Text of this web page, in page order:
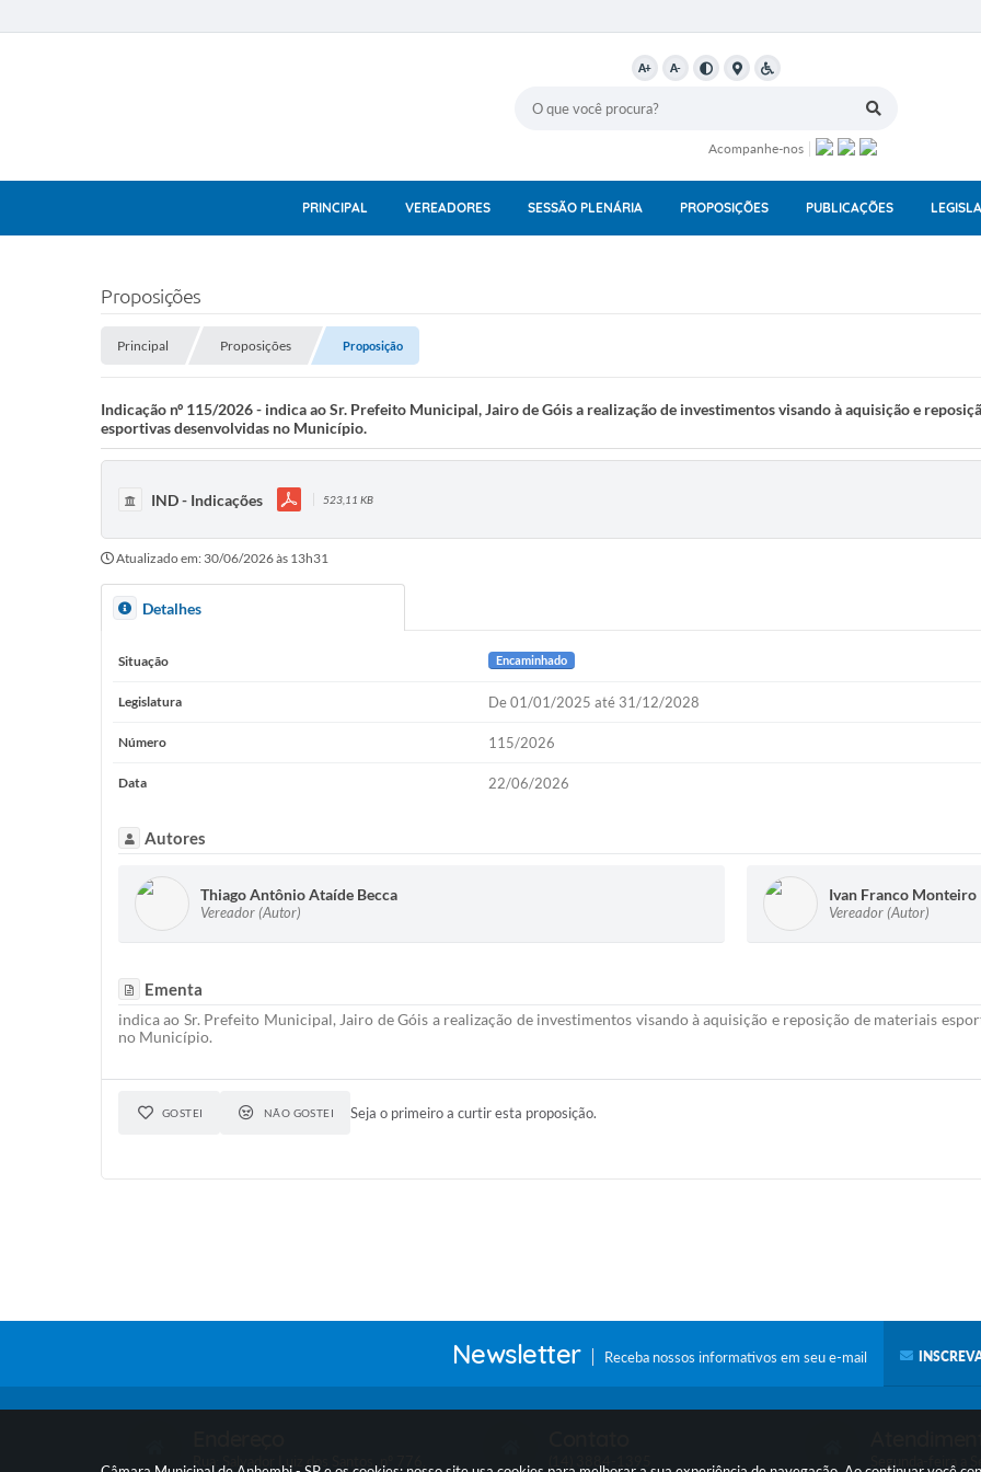
A+ A-
Acompanhe-nos
PRINCIPAL VEREADORES SESSÃO PLENÁRIA PROPOSIÇÕES PUBLICAÇÕES
Proposições
Principal Proposições Proposição
Indicação nº 115/2026 - indica ao Sr. Prefeito Municipal, Jairo de Góis a realização de investimentos visando à aquisição e
esportivas desenvolvidas no Município.
IND - Indicações 523,11 KB
Atualizado em: 30/06/2026 às 13h31
Detalhes
Situação Encaminhado
Legislatura De 01/01/2025 até 31/12/2028
Número 115/2026
Data 22/06/2026
Autores
Thiago Antônio Ataíde Becca
Vereador (Autor)
Ivan Franco Monteiro
Vereador (Autor)
Ementa
indica ao Sr. Prefeito Municipal, Jairo de Góis a realização de investimentos visando à aquisição e reposição de materiais
no Município.
GOSTEI NÃO GOSTEI Seja o primeiro a curtir esta proposição.
Newsletter Receba nossos informativos em seu e-mail